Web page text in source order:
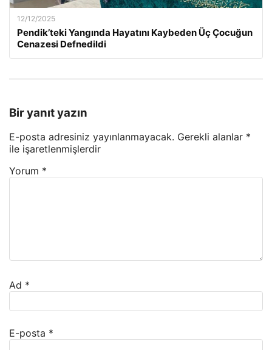
12/12/2025
Pendik’teki Yangında Hayatını Kaybeden Üç Çocuğun
Cenazesi Defnedildi
Bir yanıt yazın
E-posta adresiniz yayınlanmayacak. Gerekli alanlar *
ile işaretlenmişlerdir
Yorum *
Ad *
E-posta *